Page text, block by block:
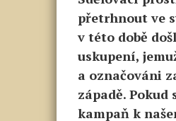
přetrhnout ve
v této době
uskupení,
a označováni
západě.
kampaň k